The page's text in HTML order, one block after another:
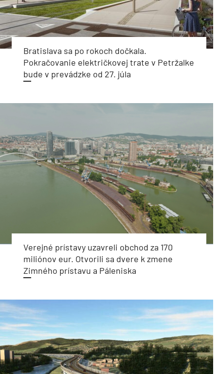
Bratislava sa po rokoch dočkala.
Pokračovanie električkovej trate v Petržalke
bude v prevádzke od 27. júla
Verejné prístavy uzavreli obchod za 170
miliónov eur. Otvorili sa dvere k zmene
Zimného prístavu a Páleniska